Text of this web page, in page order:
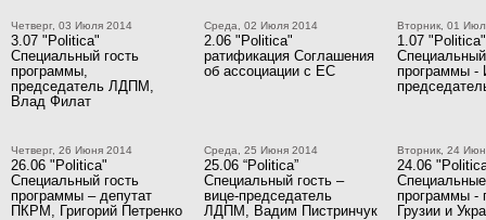
Четверг, 03 Июля 2014
3.07 "Politica"
Специальный гость
программы,
председатель ЛДПМ,
Влад Филат
Среда, 02 Июля 2014
2.06 "Politica"
ратификация Соглашения
об ассоциации с ЕС
Вторник, 01
1.07 "Politica"
Специальный
программы -
Четверг, 26 Июня 2014
26.06 "Politica"
Специальный гость
программы – депутат
ПКРМ, Григорий Петренко
Среда, 25 Июня 2014
25.06 “Politica”
Специальный гость –
вице-председатель
ЛДПМ, Вадим Пистринчук
Вторник, 24
24.06
Специальные
программы -
Грузии и